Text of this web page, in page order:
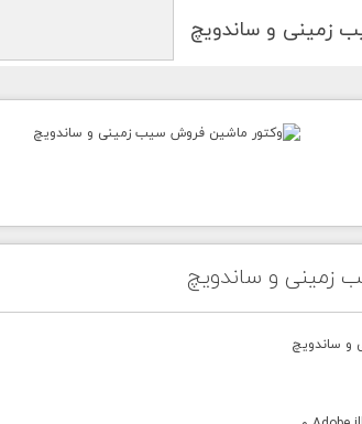
زمینی و ساندویچ
زمینی و ساندویچ
و ساندویچ